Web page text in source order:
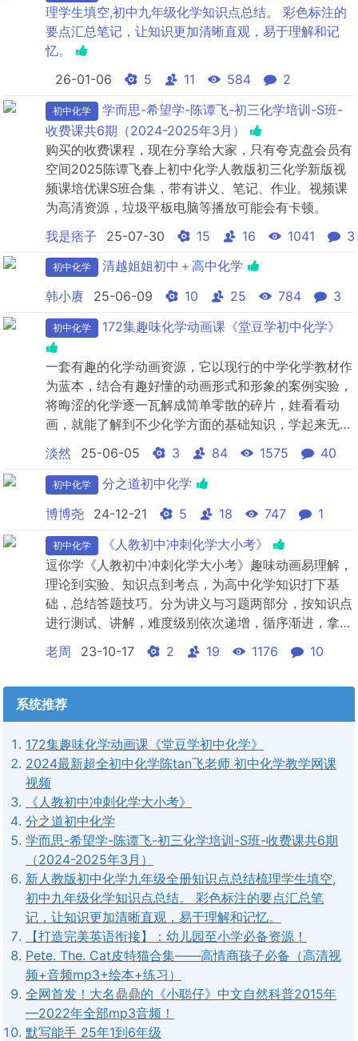
理学生填空,初中九年级化学知识点总结。 彩色标注的
要点汇总笔记，让知识更加清晰直观，易于理解和记
忆。
26-01-06
5 11 584 2
初中化学
学而思-希望学-陈谭飞-初三化学培训-S班-
收费课共6期（2024-2025年3月）
购买的收费课程，现在分享给大家，只有夸克盘会员有
空间2025陈谭飞春上初中化学人教版初三化学新版视
频课培优课S班合集，带有讲义、笔记、作业。视频课
为高清资源，垃圾平板电脑等播放可能会有卡顿。
我是痞子
25-07-30 15 16 1041 3
初中化学
清越姐姐初中＋高中化学
韩小赓
25-06-09 10 25 784 3
初中化学 172集趣味化学动画课《堂豆学初中化学》
一套有趣的化学动画资源，它以现行的中学化学教材作
为蓝本，结合有趣好懂的动画形式和形象的案例实验，
将晦涩的化学逐一瓦解成简单零散的碎片，娃看看动
画，就能了解到不少化学方面的基础知识，学起来无压
力！
淡然 25-06-05 3 84 1575 40
初中化学
分之道初中化学
博博尧
24-12-21 5 18 747 1
初中化学
《人教初中冲刺化学大小考》
逗你学《人教初中冲刺化学大小考》趣味动画易理解，
理论到实验、知识点到考点，为高中化学知识打下基
础，总结答题技巧。分为讲义与习题两部分，按知识点
进行测试、讲解，难度级别依次递增，循序渐进，拿稳
中考数学80%基础分。习题讲练中能掌握80%的避雷技
巧，争取不丢1分。习题讲练的重要原则不仅是搞懂1道
场素质，轻松应试。
老周 23-10-17 2 19 1176 10
系统推荐
172集趣味化学动画课《堂豆学初中化学》
2024最新超全初中化学陈tan飞老师 初中化学教学网课
视频
《人教初中冲刺化学大小考》
分之道初中化学
学而思-希望学-陈谭飞-初三化学培训-S班-收费课共6期
（2024-2025年3月）
新人教版初中化学九年级全册知识点总结梳理学生填空,
初中九年级化学知识点总结。 彩色标注的要点汇总笔
记，让知识更加清晰直观，易于理解和记忆。
【打造完美英语衔接】：幼儿园至小学必备资源！
Pete. The. Cat皮特猫合集——高情商孩子必备（高清视
频+音频mp3+绘本+练习）
全网首发！大名鼎鼎的《小聪仔》中文自然科普2015年
—2022年全部mp3音频！
默写能手 25年1到6年级